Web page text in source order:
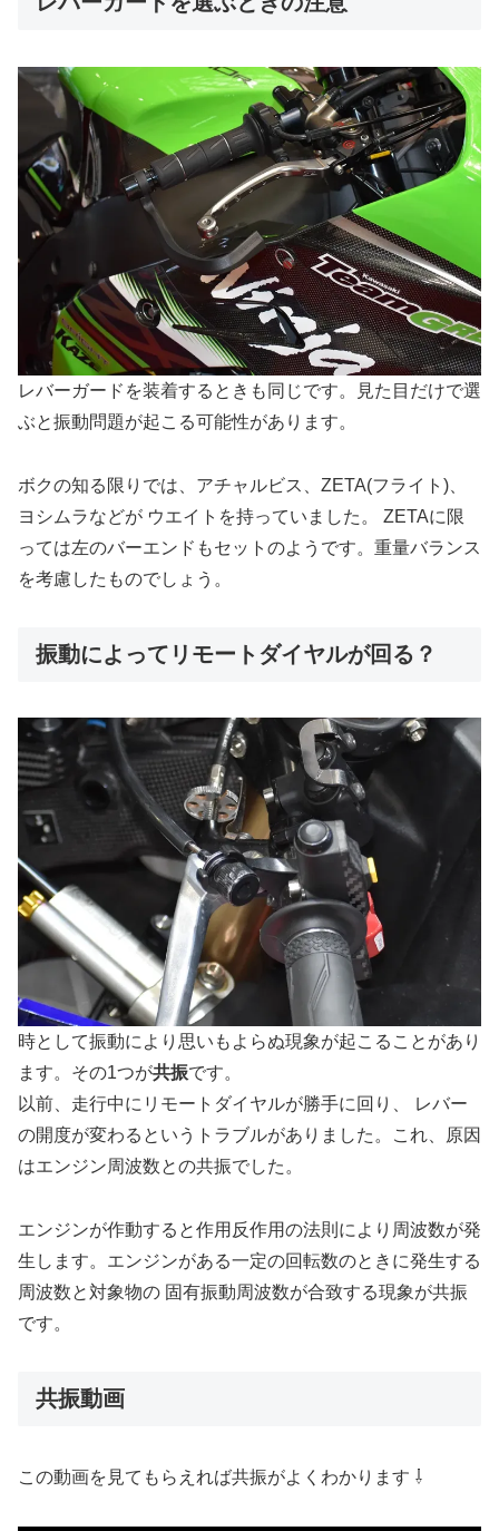
レバーガードを装着するときも同じです。見た目だけで選
ぶと振動問題が起こる可能性があります。
ボクの知る限りでは、アチャルビス、ZETA(フライト)、
ヨシムラなどが ウエイトを持っていました。 ZETAに限
っては左のバーエンドもセットのようです。重量バランス
を考慮したものでしょう。
振動によってリモートダイヤルが回る？
時として振動により思いもよらぬ現象が起こることがあり
ます。その1つが共振です。
以前、走行中にリモートダイヤルが勝手に回り、 レバー
の開度が変わるというトラブルがありました。これ、原因
はエンジン周波数との共振でした。
エンジンが作動すると作用反作用の法則により周波数が発
生します。エンジンがある一定の回転数のときに発生する
周波数と対象物の 固有振動周波数が合致する現象が共振
です。
共振動画
この動画を見てもらえれば共振がよくわかります ⇩